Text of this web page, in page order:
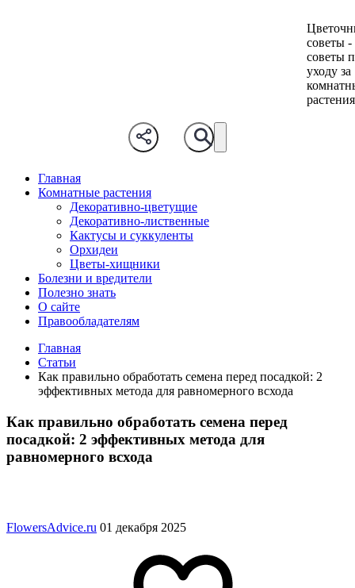
советы -
советы
уходу за
Главная
Комнатные растения
Декоративно-цветущие
Декоративно-лиственные
Кактусы и суккуленты
Орхидеи
Цветы-хищники
Болезни и вредители
Полезно знать
О сайте
Правообладателям
Главная
Статьи
Как правильно обработать семена перед посадкой: 2
эффективных метода для равномерного всхода
Как правильно обработать семена перед
посадкой: 2 эффективных метода для
равномерного всхода
FlowersAdvice.ru 01 декабря 2025